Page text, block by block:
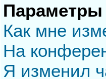
Параметры
Как мне
На
Я изменил